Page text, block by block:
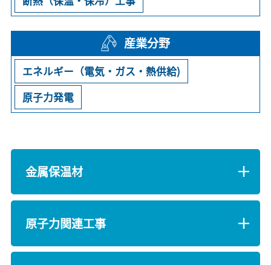
産業分野
エネルギー（電気・ガス・熱供給)
原子力発電
金属保温材
原子力関連工事